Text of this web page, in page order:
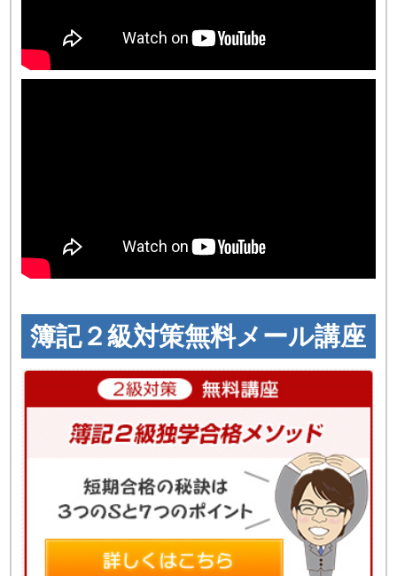
簿記２級対策無料メール講座